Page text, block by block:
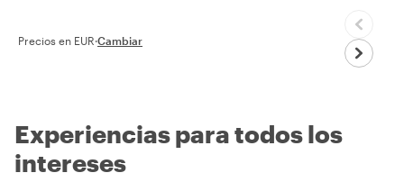
Precios en EUR·Cambiar
Experiencias para todos los
intereses